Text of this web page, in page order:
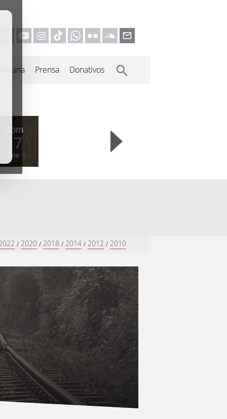
Prensa Donativos
Dom
17
Ene
/ 2020 / 2018 / 2014 / 2012 / 2010